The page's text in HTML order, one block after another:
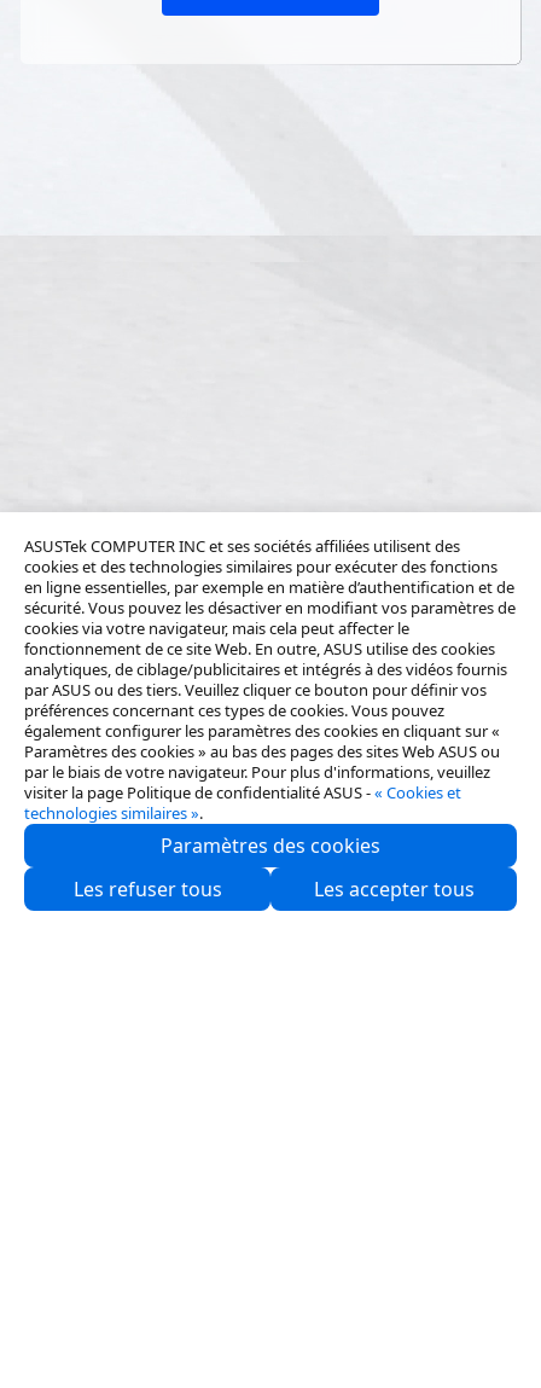
ASUSTek COMPUTER INC et ses sociétés affiliées utilisent des
cookies et des technologies similaires pour exécuter des fonctions
en ligne essentielles, par exemple en matière d’authentification et de
sécurité. Vous pouvez les désactiver en modifiant vos paramètres de
cookies via votre navigateur, mais cela peut affecter le
fonctionnement de ce site Web. En outre, ASUS utilise des cookies
analytiques, de ciblage/publicitaires et intégrés à des vidéos fournis
par ASUS ou des tiers. Veuillez cliquer ce bouton pour définir vos
préférences concernant ces types de cookies. Vous pouvez
également configurer les paramètres des cookies en cliquant sur «
Paramètres des cookies » au bas des pages des sites Web ASUS ou
par le biais de votre navigateur. Pour plus d'informations, veuillez
visiter la page Politique de confidentialité ASUS -« Cookies et
technologies similaires ».
Paramètres des cookies
Les refuser tous
Les accepter tous
Qui sommes-nous ?